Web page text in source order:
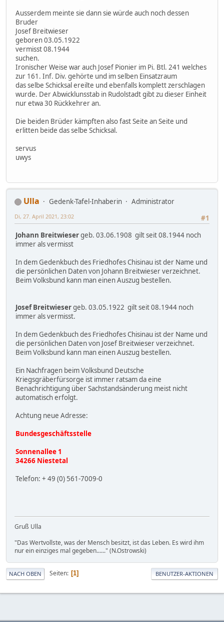
Ausserdem meinte sie dann sie würde auch noch dessen
Bruder
Josef Breitwieser
geboren 03.05.1922
vermisst 08.1944
suchen.
Ironischer Weise war auch Josef Pionier im Pi. Btl. 241 welches
zur 161. Inf. Div. gehörte und im selben Einsatzraum
das selbe Schicksal ereilte und ebenfalls komplett zerschlagen
wurde. Der Abwicklunsstab in Rudolstadt gibt zu dieser Einheit
nur etwa 30 Rückkehrer an.
Die beiden Brüder kämpften also fast Seite an Seite und
erlitten beide das selbe Schicksal.
servus
uwys
Ulla Gedenk-Tafel-Inhaberin
Administrator
#1
Di, 27. April 2021, 23:02
Johann Breitwiesergeb. 03.06.1908 gilt seit 08.1944 noch
immer als vermisst
In dem Gedenkbuch des Friedhofes Chisinau ist der Name und
die persönlichen Daten von Johann Breitwieser verzeichnet.
Beim Volksbund kann man einen Auszug bestellen.
Josef Breitwiesergeb. 03.05.1922 gilt seit 08.1944 noch
immer als vermisst.
In dem Gedenkbuch des Friedhofes Chisinau ist der Name und
die persönlichen Daten von Josef Breitwieser verzeichnet.
Beim Volksbund kann man einen Auszug bestellen.
Ein Nachfragen beim Volksbund Deutsche
Kriegsgräberfürsorge ist immer ratsam da eine
Benachrichtigung über Sachstandsänderung meist nicht
automatisch erfolgt.
Achtung neue Adresse:
Bundesgeschäftsstelle
Sonnenallee 1
34266 Niestetal
Telefon: + 49 (0) 561-7009-0
Gruß Ulla
"Das Wertvollste, was der Mensch besitzt, ist das Leben. Es wird ihm
nur ein einziges mal gegeben......" (N.Ostrowski)
NACH OBEN Seiten 1 BENUTZER-AKTIONEN